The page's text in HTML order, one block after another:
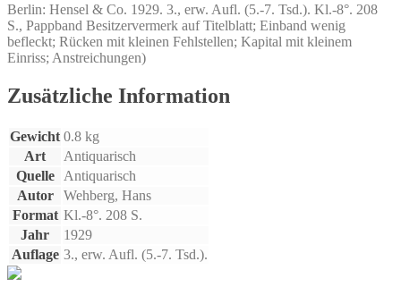
Berlin: Hensel & Co. 1929. 3., erw. Aufl. (5.-7. Tsd.). Kl.-8°. 208
S., Pappband Besitzervermerk auf Titelblatt; Einband wenig
befleckt; Rücken mit kleinen Fehlstellen; Kapital mit kleinem
Einriss; Anstreichungen)
Zusätzliche Information
Gewicht 0.8 kg
Art
Antiquarisch
Quelle
Antiquarisch
Autor
Wehberg, Hans
Format Kl.-8°. 208 S.
Jahr
1929
Auflage 3., erw. Aufl. (5.-7. Tsd.).